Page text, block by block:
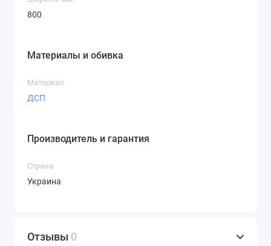
800
Материалы и обивка
Материал
ДСП
Производитель и гарантия
Страна
Украина
Отзывы 0